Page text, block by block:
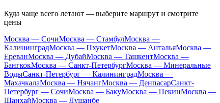
Куда чаще всего летают — выберите маршрут и смотрите
цены
Москва — СочиМосква — СтамбулМосква —
КалининградМосква — ПхукетМосква — АнтальяМосква —
ЕреванМосква — ДубайМосква — ТашкентМосква —
БангкокМосква — Санкт-ПетербургМосква — Минеральные
ВодыСанкт-Петербург — КалининградМосква —
МахачкалаМосква — НячангМосква — ДенпасарСанкт-
Петербург — СочиМосква — БакуМосква — ПекинМосква —
ШанхайМосква — Душанбе